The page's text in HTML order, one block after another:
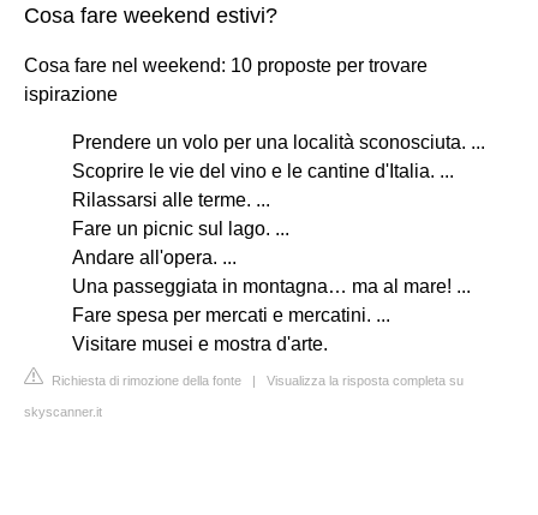
Cosa fare weekend estivi?
Cosa fare nel weekend: 10 proposte per trovare
ispirazione
Prendere un volo per una località sconosciuta. ...
Scoprire le vie del vino e le cantine d'Italia. ...
Rilassarsi alle terme. ...
Fare un picnic sul lago. ...
Andare all'opera. ...
Una passeggiata in montagna… ma al mare! ...
Fare spesa per mercati e mercatini. ...
Visitare musei e mostra d'arte.
Richiesta di rimozione della fonte | Visualizza la risposta completa su
skyscanner.it